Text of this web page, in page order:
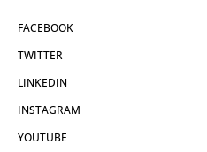
FACEBOOK
TWITTER
LINKEDIN
INSTAGRAM
YOUTUBE